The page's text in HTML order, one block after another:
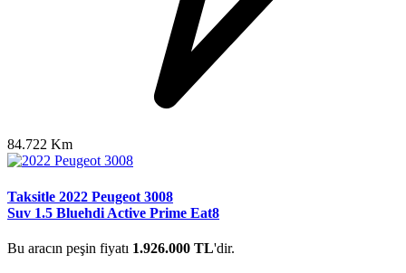
84.722 Km
Taksitle 2022 Peugeot 3008
Suv 1.5 Bluehdi Active Prime Eat8
Bu aracın peşin fiyatı 1.926.000 TL'dir.